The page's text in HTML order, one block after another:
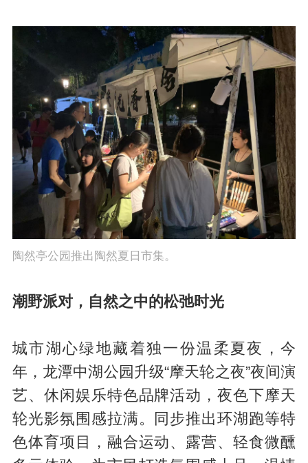
陶然亭公园推出陶然夏日市集。
潮野派对，自然之中的松弛时光
城市湖心绿地藏着独一份温柔夏夜，今
年，龙潭中湖公园升级“摩天轮之夜”夜间演
艺、休闲娱乐特色品牌活动，夜色下摩天
轮光影氛围感拉满。同步推出环湖跑等特
色体育项目，融合运动、露营、轻食微醺